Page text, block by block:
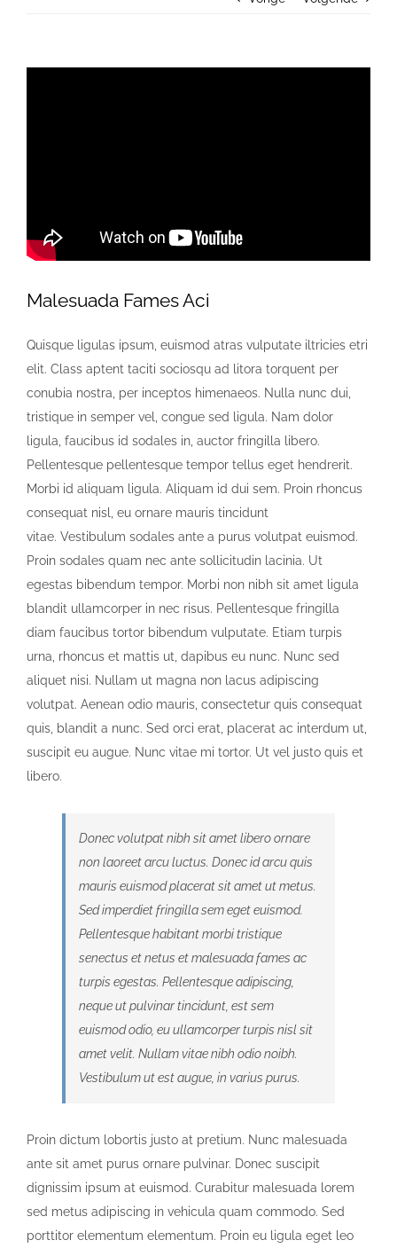
Malesuada Fames Aci
Quisque ligulas ipsum, euismod atras vulputate iltricies etri
elit. Class aptent taciti sociosqu ad litora torquent per
conubia nostra, per inceptos himenaeos. Nulla nunc dui,
tristique in semper vel, congue sed ligula. Nam dolor
ligula, faucibus id sodales in, auctor fringilla libero.
Pellentesque pellentesque tempor tellus eget hendrerit.
Morbi id aliquam ligula. Aliquam id dui sem. Proin rhoncus
consequat nisl, eu ornare mauris tincidunt
vitae. Vestibulum sodales ante a purus volutpat euismod.
Proin sodales quam nec ante sollicitudin lacinia. Ut
egestas bibendum tempor. Morbi non nibh sit amet ligula
blandit ullamcorper in nec risus. Pellentesque fringilla
diam faucibus tortor bibendum vulputate. Etiam turpis
urna, rhoncus et mattis ut, dapibus eu nunc. Nunc sed
aliquet nisi. Nullam ut magna non lacus adipiscing
volutpat. Aenean odio mauris, consectetur quis consequat
quis, blandit a nunc. Sed orci erat, placerat ac interdum ut,
suscipit eu augue. Nunc vitae mi tortor. Ut vel justo quis et
libero.
Donec volutpat nibh sit amet libero ornare
non laoreet arcu luctus. Donec id arcu quis
mauris euismod placerat sit amet ut metus.
Sed imperdiet fringilla sem eget euismod.
Pellentesque habitant morbi tristique
senectus et netus et malesuada fames ac
turpis egestas. Pellentesque adipiscing,
neque ut pulvinar tincidunt, est sem
euismod odio, eu ullamcorper turpis nisl sit
amet velit. Nullam vitae nibh odio noibh.
Vestibulum ut est augue, in varius purus.
Proin dictum lobortis justo at pretium. Nunc malesuada
ante sit amet purus ornare pulvinar. Donec suscipit
dignissim ipsum at euismod. Curabitur malesuada lorem
sed metus adipiscing in vehicula quam commodo. Sed
porttitor elementum elementum. Proin eu ligula eget leo